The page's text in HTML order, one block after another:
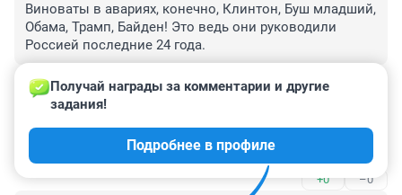
Виноваты в авариях, конечно, Клинтон, Буш младший,
Обама, Трамп, Байден! Это ведь они руководили
Россией последние 24 года.
Гость
Все аварии - плановые! Все идет по Плану!
+0 –0
Получай награды за комментарии и другие
задания!
Подробнее в профиле